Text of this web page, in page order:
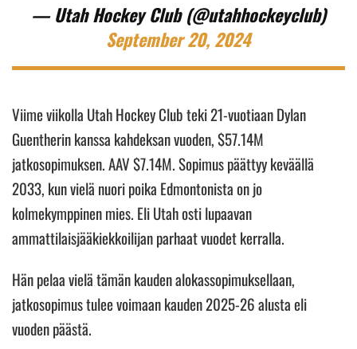
— Utah Hockey Club (@utahhockeyclub)
September 20, 2024
Viime viikolla Utah Hockey Club teki 21-vuotiaan Dylan
Guentherin kanssa kahdeksan vuoden, $57.14M
jatkosopimuksen. AAV $7.14M. Sopimus päättyy keväällä
2033, kun vielä nuori poika Edmontonista on jo
kolmekymppinen mies. Eli Utah osti lupaavan
ammattilaisjääkiekkoilijan parhaat vuodet kerralla.
Hän pelaa vielä tämän kauden alokassopimuksellaan,
jatkosopimus tulee voimaan kauden 2025-26 alusta eli
vuoden päästä.